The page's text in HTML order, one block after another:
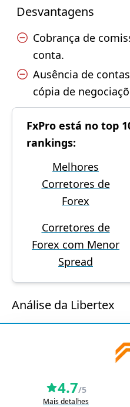
Desvantagens
Cobrança de
conta.
Ausência de
cópia de
FxPro está no top
rankings:
Melhores
Corretores de
Forex
Corretores de
Forex com Menor
Spread
Análise da Libertex
4.7/5
Mais detalhes